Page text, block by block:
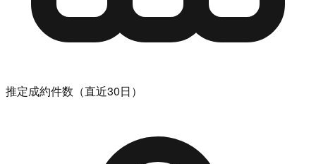
推定成約件数（直近30日）